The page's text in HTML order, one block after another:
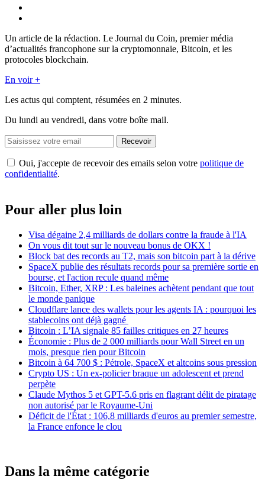
Un article de la rédaction. Le Journal du Coin, premier média
d’actualités francophone sur la cryptomonnaie, Bitcoin, et les
protocoles blockchain.
En voir +
Les actus qui comptent, résumées en 2 minutes.
Du lundi au vendredi, dans votre boîte mail.
Recevoir
Oui, j'accepte de recevoir des emails selon votre politique de
confidentialité.
Pour aller plus loin
Visa dégaine 2,4 milliards de dollars contre la fraude à l'IA
On vous dit tout sur le nouveau bonus de OKX !
Block bat des records au T2, mais son bitcoin part à la dérive
SpaceX publie des résultats records pour sa première sortie en
bourse, et l'action recule quand même
Bitcoin, Ether, XRP : Les baleines achètent pendant que tout
le monde panique
Cloudflare lance des wallets pour les agents IA : pourquoi les
stablecoins ont déjà gagné
Bitcoin : L’IA signale 85 failles critiques en 27 heures
Économie : Plus de 2 000 milliards pour Wall Street en un
mois, presque rien pour Bitcoin
Bitcoin à 64 700 $ : Pétrole, SpaceX et altcoins sous pression
Crypto US : Un ex-policier braque un adolescent et prend
perpète
Claude Mythos 5 et GPT-5.6 pris en flagrant délit de piratage
non autorisé par le Royaume-Uni
Déficit de l'État : 106,8 milliards d'euros au premier semestre,
la France enfonce le clou
Dans la même catégorie